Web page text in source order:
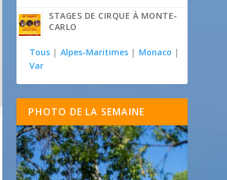
STAGES DE CIRQUE À MONTE-
CARLO
Tous | Alpes-Maritimes | Monaco |
Var
PHOTO DE LA SEMAINE